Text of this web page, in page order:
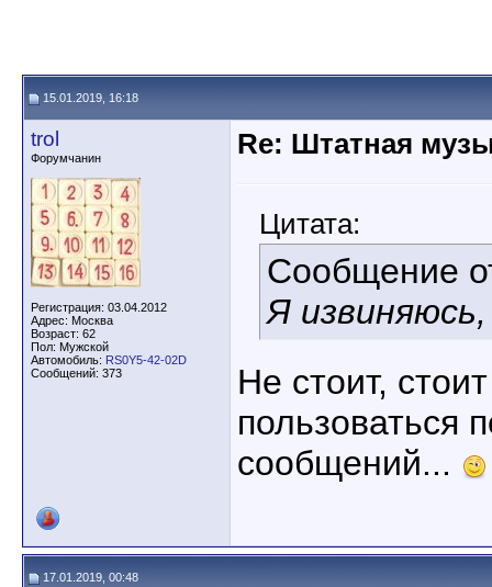
15.01.2019, 16:18
trol
Форумчанин
Регистрация: 03.04.2012
Адрес: Москва
Возраст: 62
Пол: Мужской
Автомобиль: RS0Y5-42-02D
Сообщений: 373
Re: Штатная
Цитата:
Сообщение
Я извиняюсь,
Не стоит,
пользоваться
сообщений...
17.01.2019, 00:48